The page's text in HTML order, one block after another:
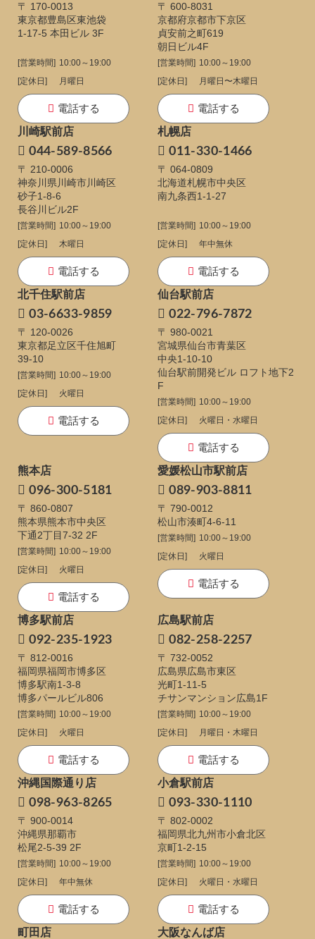
〒 170-0013
東京都豊島区東池袋
1-17-5 本田ビル 3F
[営業時間] 10:00～19:00
[定休日]
月曜日
電話する
〒 600-8031
京都府京都市下京区
貞安前之町619
朝日ビル4F
[営業時間] 10:00～19:00
[定休日]
月曜日〜木曜日
電話する
川崎駅前店
044-589-8566
〒 210-0006
神奈川県川崎市川崎区
砂子1-8-6
長谷川ビル2F
[営業時間] 10:00～19:00
[定休日]
木曜日
電話する
札幌店
011-330-1466
〒 064-0809
北海道札幌市中央区
南九条西1-1-27
[営業時間] 10:00～19:00
[定休日]
年中無休
電話する
北千住駅前店
03-6633-9859
〒 120-0026
東京都足立区千住旭町
39-10
[営業時間] 10:00～19:00
[定休日]
火曜日
電話する
仙台駅前店
022-796-7872
〒 980-0021
宮城県仙台市青葉区
中央1-10-10
仙台駅前開発ビル ロフト地下2
F
[営業時間] 10:00～19:00
[定休日]
火曜日・水曜日
電話する
熊本店
096-300-5181
〒 860-0807
熊本県熊本市中央区
下通2丁目7-32 2F
[営業時間] 10:00～19:00
[定休日]
火曜日
電話する
愛媛松山市駅前店
089-903-8811
〒 790-0012
松山市湊町4-6-11
[営業時間] 10:00～19:00
[定休日]
火曜日
電話する
博多駅前店
092-235-1923
〒 812-0016
福岡県福岡市博多区
博多駅南1-3-8
博多パールビル806
[営業時間] 10:00～19:00
[定休日]
火曜日
電話する
広島駅前店
082-258-2257
〒 732-0052
広島県広島市東区
光町1-11-5
チサンマンション広島1F
[営業時間] 10:00～19:00
[定休日]
月曜日・木曜日
電話する
沖縄国際通り店
098-963-8265
〒 900-0014
沖縄県那覇市
松尾2-5-39 2F
[営業時間] 10:00～19:00
[定休日]
年中無休
電話する
小倉駅前店
093-330-1110
〒 802-0002
福岡県北九州市小倉北区
京町1-2-15
[営業時間] 10:00～19:00
[定休日]
火曜日・水曜日
電話する
町田店
大阪なんば店